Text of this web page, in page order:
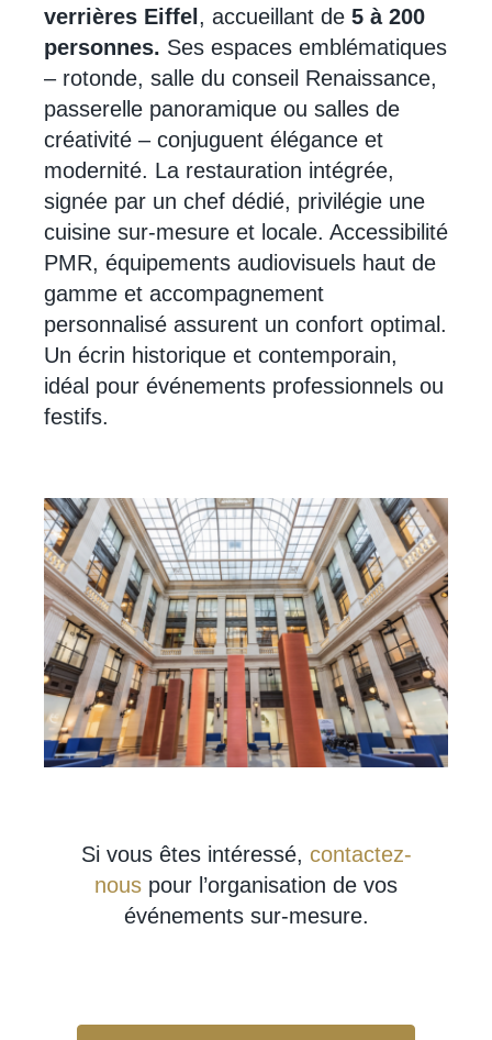
verrières Eiffel , accueillant de 5 à 200
personnes. Ses espaces emblématiques
– rotonde, salle du conseil Renaissance,
passerelle panoramique ou salles de
créativité – conjuguent élégance et
modernité. La restauration intégrée,
signée par un chef dédié, privilégie une
cuisine sur-mesure et locale. Accessibilité
PMR, équipements audiovisuels haut de
gamme et accompagnement
personnalisé assurent un confort optimal.
Un écrin historique et contemporain,
idéal pour événements professionnels ou
festifs.
Si vous êtes intéressé, contactez-
nous pour l’organisation de vos
événements sur-mesure.